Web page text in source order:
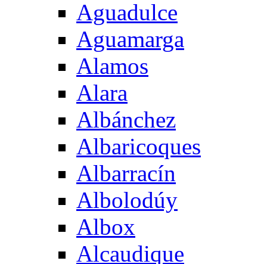
Aguadulce
Aguamarga
Alamos
Alara
Albánchez
Albaricoques
Albarracín
Albolodúy
Albox
Alcaudique